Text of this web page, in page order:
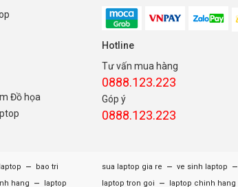
Đồ họa
Hotline
Tư vấn mua hàng
0888.123.223
Góp ý
0888.123.223
–
bao tri
hang – laptop
sua laptop gia re – ve sinh laptop –
laptop tron goi
– laptop chinh hang